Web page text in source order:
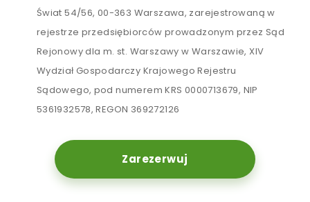
Świat 54/56, 00-363 Warszawa, zarejestrowaną w
rejestrze przedsiębiorców prowadzonym przez Sąd
Rejonowy dla m. st. Warszawy w Warszawie, XIV
Wydział Gospodarczy Krajowego Rejestru
Sądowego, pod numerem KRS 0000713679, NIP
5361932578, REGON 369272126
Zarezerwuj